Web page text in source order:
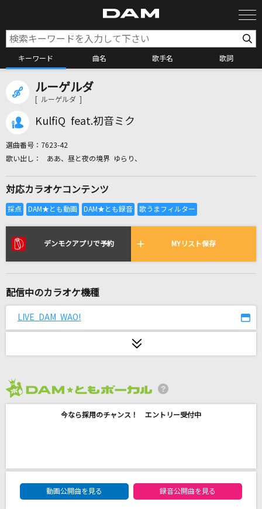
キーワード 曲名 歌手名 歌詞
全国りれき
リアルタイムで歌われている曲の一覧
生田絵梨花
天国
Juice=Juice
Eve
神経がワレタ寒い夜
ルーゲルダ
[ ルーゲルダ ]
KulfiQ feat.初音ミク
選曲番号： 7623-42
ああ、昼と夜の境界 ゆらり、
対応カラオケコンテンツ
デンモクアプリで予約 MYリスト保存
配信中のカラオケ機種
LIVE DAM WAO!
今なら採用のチャンス！ エントリー受付中
DAM★ともボーカルエントリーランキング
動画公開曲を見る
録音公開曲を見る